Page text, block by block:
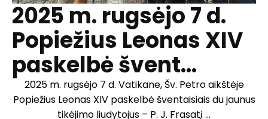
2025 m. rugsėjo 7 d.
Popiežius Leonas XIV
paskelbė švent...
2025 m. rugsėjo 7 d. Vatikane, Šv. Petro aikštėje
Popiežius Leonas XIV paskelbė šventaisiais du jaunus
tikėjimo liudytojus – P. J. Frasatį ...